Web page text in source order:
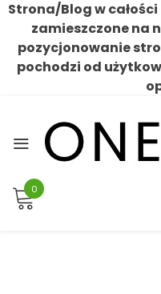
Strona/Blog w
zamieszczone na
pozycjonowanie
pochodzi od
content
0